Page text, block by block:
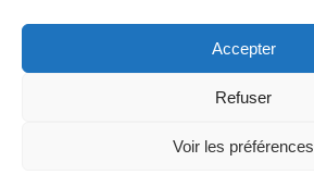
Accepter
Refuser
Voir les préférences
@Vatteville-la-rue mentions légales